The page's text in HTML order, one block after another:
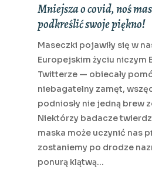
Mniejsza o covid, noś
podkreślić swoje piękno!
Maseczki pojawiły się w
Europejskim życiu niczym
Twitterze — obiecały
niebagatelny zamęt,
podniosły nie jedną brew
Niektórzy badacze
maska może uczynić nas
zostaniemy po drodze
ponurą klątwą…